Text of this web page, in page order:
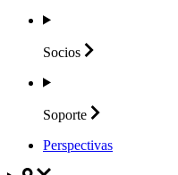
Socios
Soporte
Perspectivas